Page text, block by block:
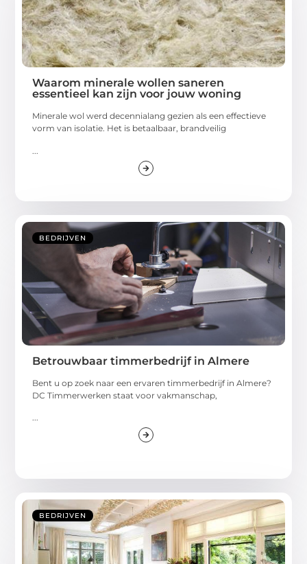
Waarom minerale wollen saneren
essentieel kan zijn voor jouw woning
Minerale wol werd decennialang gezien als een effectieve
vorm van isolatie. Het is betaalbaar, brandveilig
BEDRIJVEN
Betrouwbaar timmerbedrijf in Almere
Bent u op zoek naar een ervaren timmerbedrijf in Almere?
DC Timmerwerken staat voor vakmanschap,
...
BEDRIJVEN